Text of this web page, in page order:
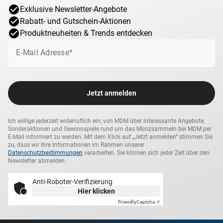
wird für immer an das spannende DFB-Pokalfinale
erinnern.
Exklusive Newsletter-Angebote
Rabatt- und Gutschein-Aktionen
Produktneuheiten & Trends entdecken
E-Mail Adresse*
Jetzt anmelden
Ich willige jederzeit widerruflich ein, von MDM über interessante Angebote,
Sonderaktionen und Gewinnspiele rund um das Münzsammeln bei MDM per
E-Mail informiert zu werden. Mit dem Klick auf „Jetzt anmelden“ stimmen Sie
zu, dass wir Ihre Informationen im Rahmen unserer
Datenschutzbestimmungen verarbeiten. Sie können sich jeder Zeit über den
Newsletter abmelden.
Anti-Roboter-Verifizierung
Hier klicken
FriendlyCaptcha ⇗